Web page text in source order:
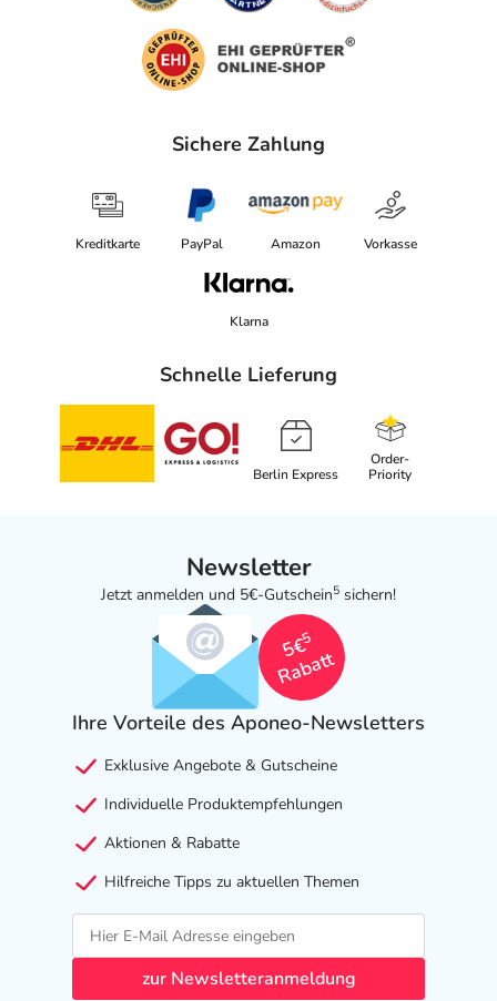
Sichere Zahlung
Kreditkarte PayPal Amazon Vorkasse
Klarna
Schnelle Lieferung
Berlin Express
Order-
Priority
Newsletter
Jetzt anmelden und 5€-Gutschein5 sichern!
5€
5
Rabatt
Ihre Vorteile des Aponeo-Newsletters
Exklusive Angebote & Gutscheine
Individuelle Produktempfehlungen
Aktionen & Rabatte
Hilfreiche Tipps zu aktuellen Themen
zur Newsletteranmeldung